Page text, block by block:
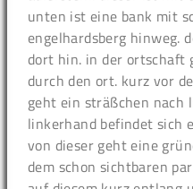
unten ist eine bank mit
engelhardsberg hinweg.
dort hin. in der ortschaft
durch den ort. kurz vor
geht ein sträßchen nach
linkerhand befindet sich
von dieser geht eine
dem schon sichtbaren